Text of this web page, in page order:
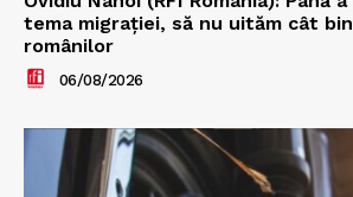
tema migrației, să nu uităm cât
românilor
06/08/2026